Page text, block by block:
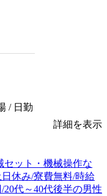
/ 日勤
詳細を表示